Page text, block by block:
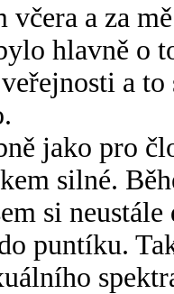
včera a za
hlavně o
a
jako pro
silné.
si
puntíku.